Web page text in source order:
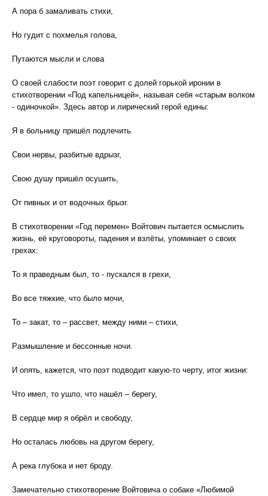
А пора б замаливать стихи,
Но гудит с похмелья голова,
Путаются мысли и слова
О своей слабости поэт говорит с долей горькой иронии в
стихотворении «Под капельницей», называя себя «старым волком
- одиночкой». Здесь автор и лирический герой едины:
Я в больницу пришёл подлечить
Свои нервы, разбитые вдрызг,
Свою душу пришёл осушить,
От пивных и от водочных брызг.
В стихотворении «Год перемен» Войтович пытается осмыслить
жизнь, её круговороты, падения и взлёты, упоминает о своих
грехах:
То я праведным был, то - пускался в грехи,
Во все тяжкие, что было мочи,
То – закат, то – рассвет, между ними – стихи,
Размышление и бессонные ночи.
И опять, кажется, что поэт подводит какую-то черту, итог жизни:
Что имел, то ушло, что нашёл – берегу,
В сердце мир я обрёл и свободу,
Но осталась любовь на другом берегу,
А река глубока и нет броду.
Замечательно стихотворение Войтовича о собаке «Любимой